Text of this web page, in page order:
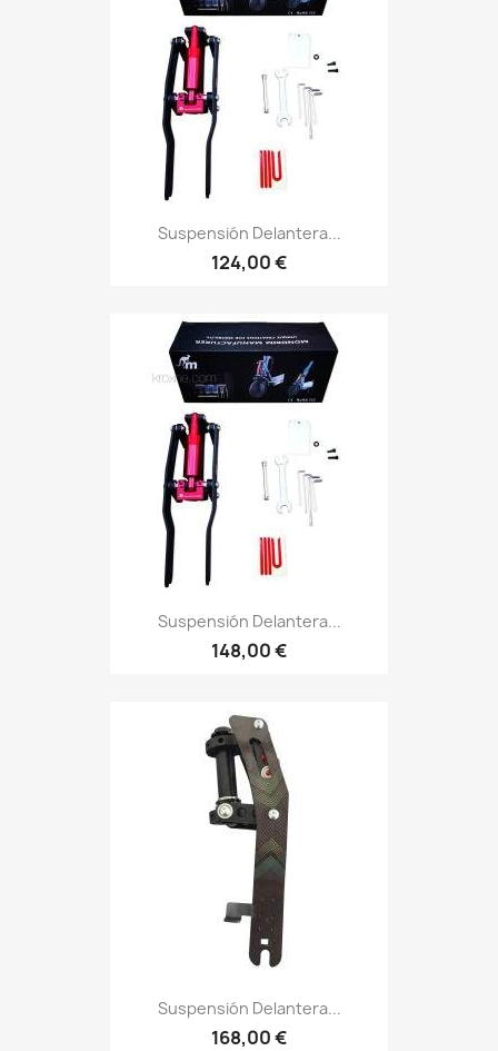
Suspensión Delantera...
124,00 €
Suspensión Delantera...
148,00 €
Suspensión Delantera...
168,00 €